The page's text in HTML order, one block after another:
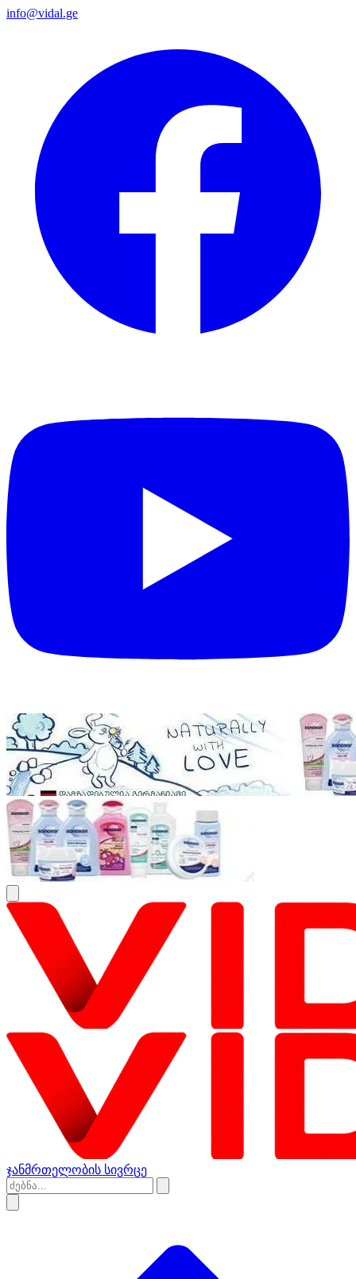
info@vidal.ge
ჯანმრთელობის სივრცე